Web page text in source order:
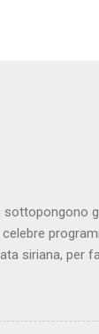
siriana, per
. staff